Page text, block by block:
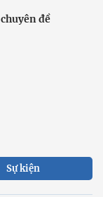
đề
Sự kiện